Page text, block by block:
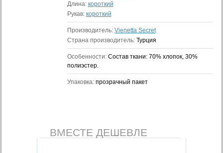
Длина: короткий
Рукав: короткий
Производитель: Vienetta Secret
Страна производитель: Турция
Особенности: Состав ткани: 70% хлопок, 30%
полиэстер.
Упаковка: прозрачный пакет
ВМЕСТЕ ДЕШЕВЛЕ